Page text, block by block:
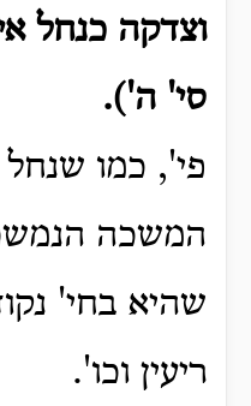
וצדקה כנחל
סי' ה').
פי', כמו שנחל
המשכה
שהיא בחי'
ריעין וכו'.